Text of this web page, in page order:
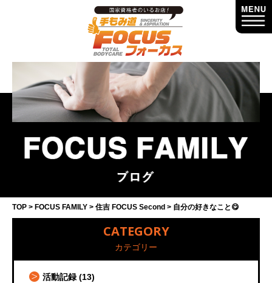
TOP FOCUS FAMILY 住吉 FOCUS Second 自分の好きなこと😋
CATEGORY
カテゴリー
活動記録 (13)